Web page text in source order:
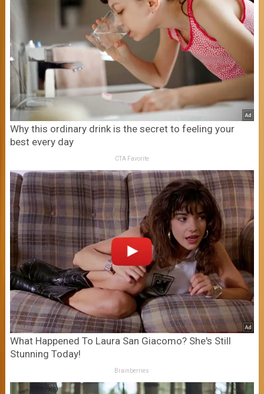
Why this ordinary drink is the secret to feeling your
best every day
CTA Favorite
What Happened To Laura San Giacomo? She's Still
Stunning Today!
Brainberries